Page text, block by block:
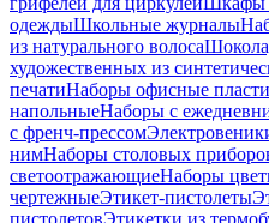
одеждыШкольные журналы
из натурального волоса
художественных из
печатиНаборы офисные
напольныеНаборы с
с френч-прессом
нимНаборы столовых
светоотражающиеНаборы
чертежныеЭтикет-пистолеты
пистолетовЭтикетки из